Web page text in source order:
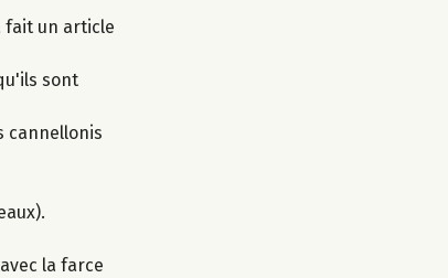
fait un article
sont
cannellonis
la farce